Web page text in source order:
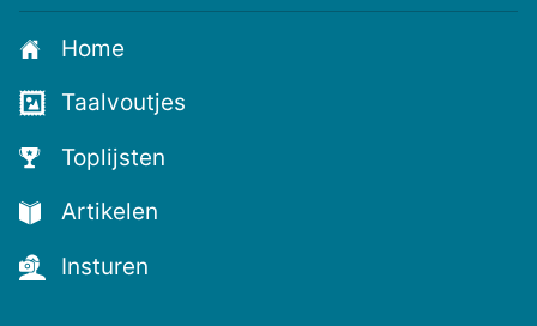
voor
de
nieuwste
voutjes
en
de
voutste
nieuwtjes!
Home
Taalvoutjes
Toplijsten
Artikelen
Insturen